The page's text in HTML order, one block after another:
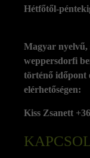
Hétfőtől-
Magyar nyelvű,
weppersdorfi
történő időpont
elérhetőségen:
Kiss Zsanett